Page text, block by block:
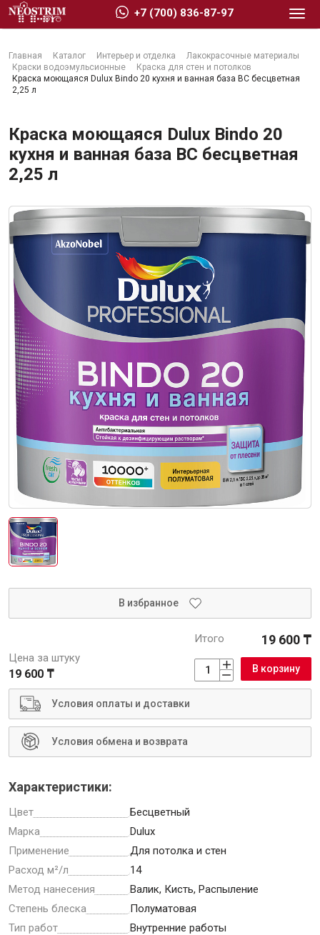
Главная Каталог Интерьер и отделка
Лакокрасочные материалы
Краски водоэмульсионные
Краска для стен и потолков
Краска моющаяся Dulux Bindo 20 кухня и ванная база BС бесцветная
2,25 л
Краска моющаяся Dulux Bindo 20
кухня и ванная база BС бесцветная
2,25 л
В избранное
Цена за штуку
19 600 ₸
Итого 19 600 ₸
В корзину
Условия оплаты и доставки
Условия обмена и возврата
Характеристики:
Цвет
Бесцветный
Марка
Dulux
Применение
Для потолка и стен
Расход м²/л
14
Метод нанесения
Валик, Кисть, Распыление
Степень блеска
Полуматовая
Тип работ
Внутренние работы
+7 (700) 836-87-97
Стройматериалы
Сухие строительные смеси
Изоляционные материалы
Кровельные материалы
Ещё 2
Интерьер и отделка
Лакокрасочные материалы
Герметики
Клеи, жидкие гвозди
Ещё 5
Инженерные системы
Водоснабжение и водоотведение
Инструменты
Специализированный инструмент
Инструмент для штукатурно-отделочных работ
Сантехника